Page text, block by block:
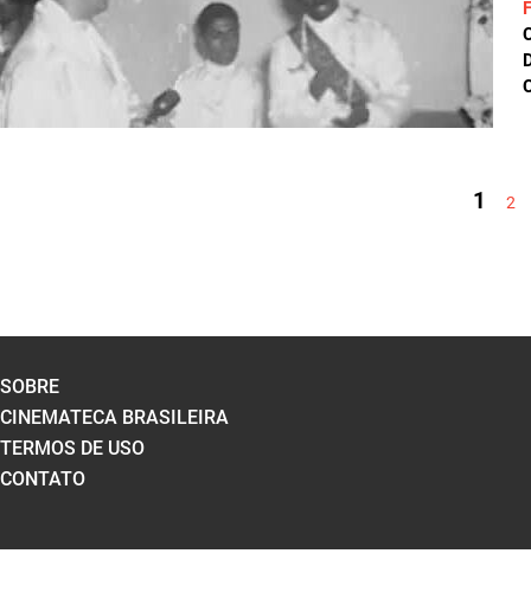
1 2
SOBRE
CINEMATECA BRASILEIRA
TERMOS DE USO
CONTATO